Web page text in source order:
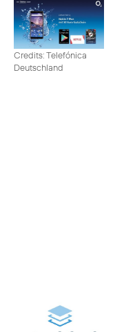
Credits: Telefónica
Deutschland